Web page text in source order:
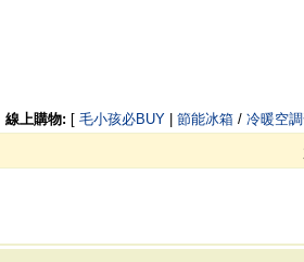
線上購物: [ 毛小孩必BUY| 節能冰箱/ 冷暖空